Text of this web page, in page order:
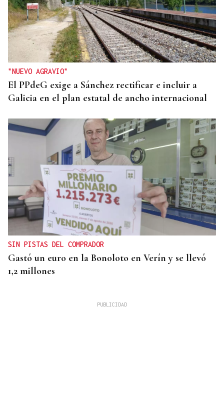
"NUEVO AGRAVIO"
El PPdeG exige a Sánchez rectificar e incluir a
Galicia en el plan estatal de ancho internacional
SIN PISTAS DEL COMPRADOR
Gastó un euro en la Bonoloto en Verín y se llevó
1,2 millones